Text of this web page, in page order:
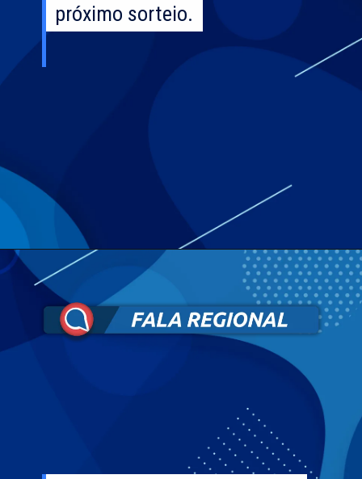
próximo sorteio.
próximo sorteio.